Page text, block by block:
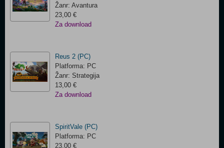
Žanr: Avantura
23,00 €
Za download
Reus 2 (PC)
Platforma: PC
Žanr: Strategija
13,00 €
Za download
SpiritVale (PC)
Platforma: PC
23,00 €